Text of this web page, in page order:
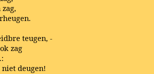
teugen, -
zag
deugen!